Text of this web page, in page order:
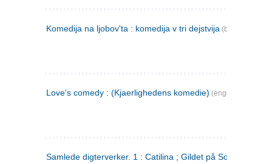
Komedija na ljobov'ta : komedija v tri dejstvija (bulgarsk)
Love's comedy : (Kjaerlighedens komedie) (engelsk)
Samlede digterverker. 1 : Catilina ; Gildet på Solhaug ; Fru